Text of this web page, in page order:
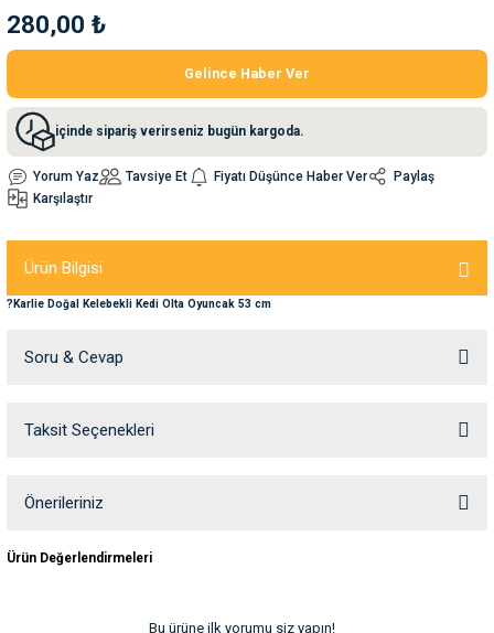
Su Kabları
280,00 ₺
Gelince Haber Ver
içinde sipariş verirseniz bugün kargoda.
Yorum Yaz Tavsiye Et Fiyatı Düşünce Haber Ver
Paylaş
Karşılaştır
Ürün Bilgisi
?Karlie Doğal Kelebekli Kedi Olta Oyuncak 53 cm
Soru & Cevap
Ürün hakkında henüz soru sorulmamış.
Taksit Seçenekleri
Önerileriniz
yetersiz gördüğünüz noktaları öneri formunu kullanarak tarafımıza
Ürün Değerlendirmeleri
Bu ürüne ilk yorumu siz yapın!